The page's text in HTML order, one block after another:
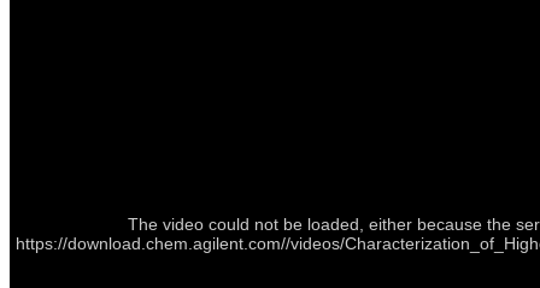
The video could not be loaded, either because the
https://download.chem.agilent.com//videos/